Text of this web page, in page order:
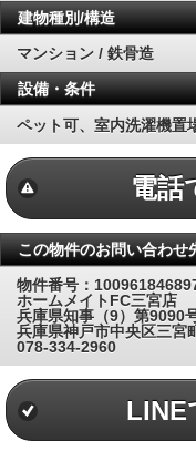
建物種別/構造
マンション / 鉄骨造
設備・条件
ペット可、室内洗濯機置
電話
この物件のお問い合わせ
物件番号：
ホームメイトFC三宮店
兵庫県知事（9）第9090
兵庫県神戸市中央区三宮
078-334-2960
LINE